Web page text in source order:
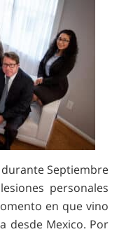
Septiembre
personales
en que vino
desde Mexico. Por